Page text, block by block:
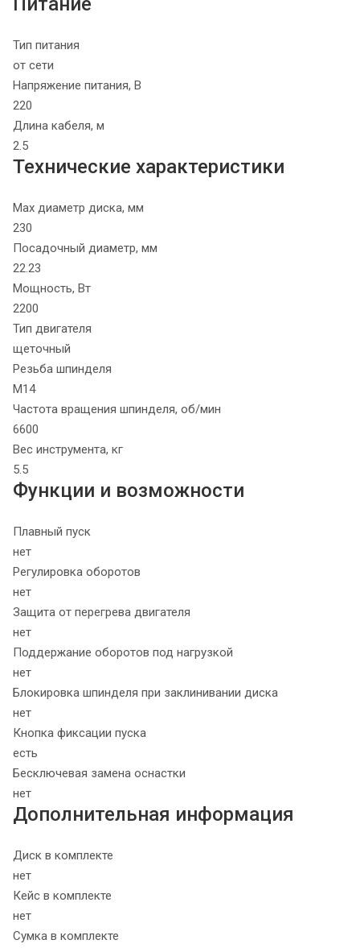
Тип питания
от сети
Напряжение питания, В
220
Длина кабеля, м
2.5
Технические характеристики
Max диаметр диска, мм
230
Посадочный диаметр, мм
22.23
Мощность, Вт
2200
Тип двигателя
щеточный
Резьба шпинделя
М14
Частота вращения шпинделя, об/мин
6600
Вес инструмента, кг
5.5
Функции и возможности
Плавный пуск
нет
Регулировка оборотов
нет
Защита от перегрева двигателя
нет
Поддержание оборотов под нагрузкой
нет
Блокировка шпинделя при заклинивании диска
нет
Кнопка фиксации пуска
есть
Бесключевая замена оснастки
нет
Дополнительная информация
Диск в комплекте
нет
Кейс в комплекте
нет
Сумка в комплекте